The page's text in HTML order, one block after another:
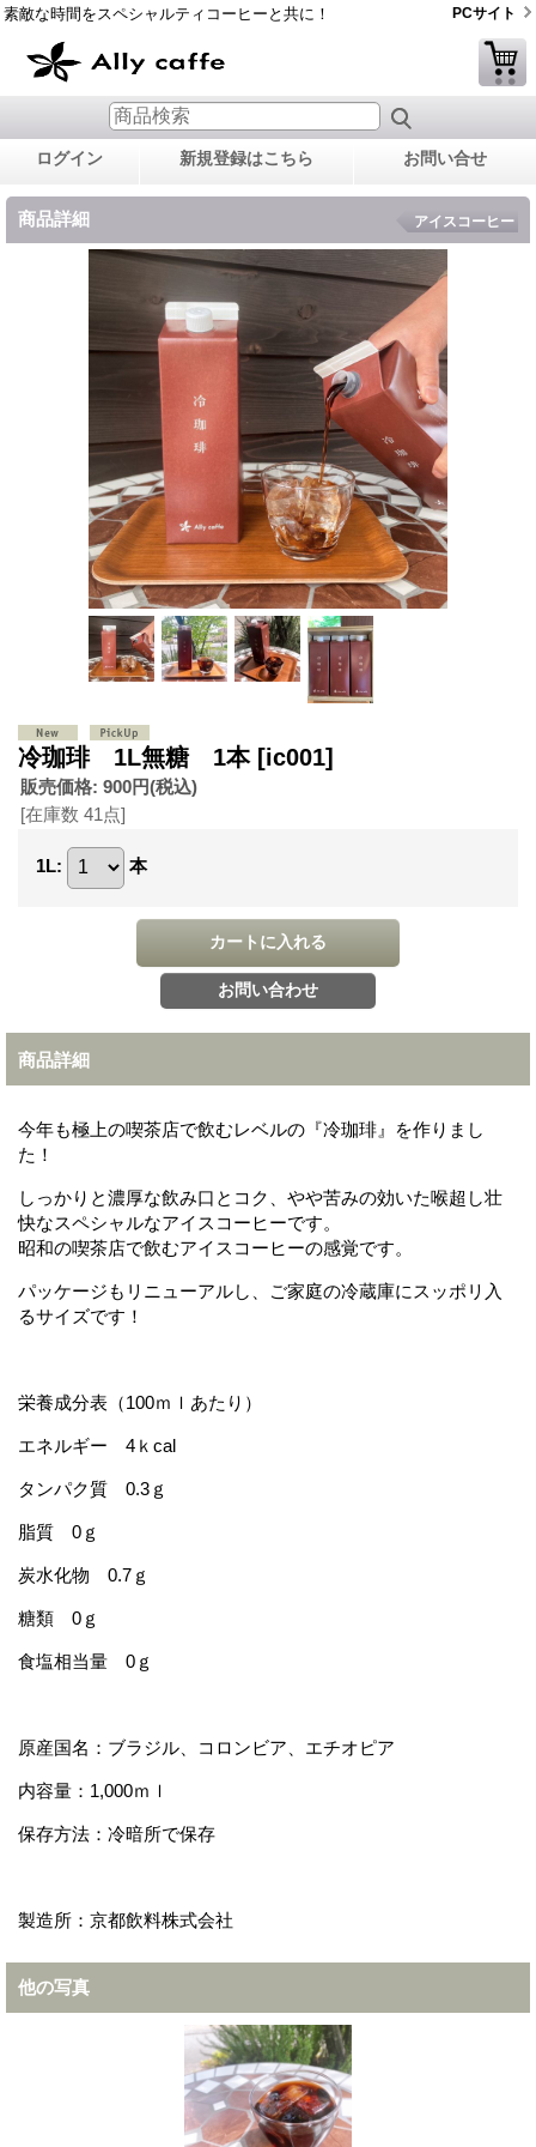
素敵な時間をスペシャルティコーヒーと共に！ PCサイト
ログイン 新規登録はこちら お問い合せ
商品詳細 アイスコーヒー
冷珈琲 1L無糖 1本 [ic001]
販売価格: 900円(税込)
[在庫数 41点]
1L: 本
商品詳細
今年も極上の喫茶店で飲むレベルの『冷珈琲』を作りまし
た！
しっかりと濃厚な飲み口とコク、やや苦みの効いた喉超し壮
快なスペシャルなアイスコーヒーです。
昭和の喫茶店で飲むアイスコーヒーの感覚です。
パッケージもリニューアルし、ご家庭の冷蔵庫にスッポリ入
るサイズです！
栄養成分表（100ｍｌあたり）
エネルギー 4ｋcal
タンパク質 0.3ｇ
脂質 0ｇ
炭水化物 0.7ｇ
糖類 0ｇ
食塩相当量 0ｇ
原産国名：ブラジル、コロンビア、エチオピア
内容量：1,000ｍｌ
保存方法：冷暗所で保存
製造所：京都飲料株式会社
他の写真